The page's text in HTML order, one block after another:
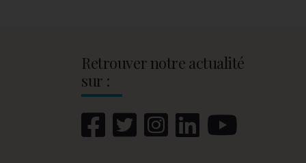
Retrouver notre actualité
sur :